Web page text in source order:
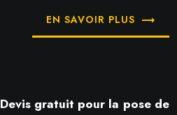
EN SAVOIR PLUS
Devis gratuit pour la pose de